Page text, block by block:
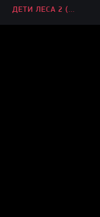
ДЕТИ ЛЕСА 2 (2026)